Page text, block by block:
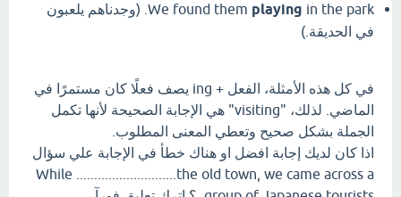
We found them playing
in the park. (وجدناهم يلعبون
في الحديقة.)
في كل هذه الأمثلة، الفعل + ing يصف فعلًا كان مستمرًا في
الماضي. لذلك، "visiting" هي الإجابة الصحيحة لأنها تكمل
الجملة بشكل صحيح وتعطي المعنى المطلوب.
اذا كان لديك إجابة افضل او هناك خطأ في الإجابة علي سؤال
While ............................the old town, we came across a